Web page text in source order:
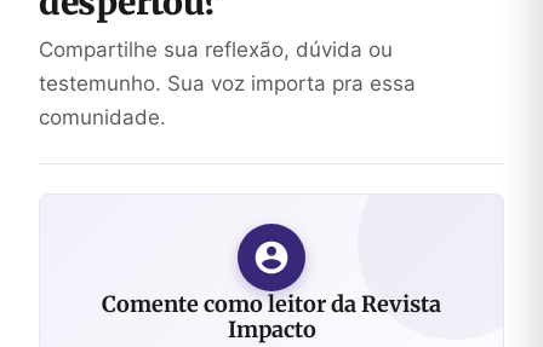
Compartilhe sua reflexão, dúvida ou
testemunho. Sua voz importa pra essa
comunidade.
Comente como leitor da Revista
Impacto